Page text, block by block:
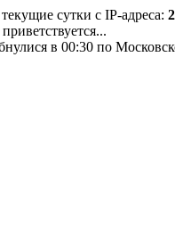
сутки с IP-адреса:
в 00:30 по